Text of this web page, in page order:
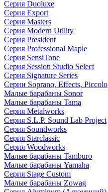
Серия Duoluxe
Серия Export
Серия Masters
Серия Modern Utility
Серия President
Серия Professional Maple
Серия SensiTone
Серия Session Studio Select
Серия Signature Series
Серии Soprano, Effects, Piccolo
Малые барабаны Sonor
Малые барабаны Tama
Серия Metalworks
Серия S.L.P. Sound Lab Project
Серия Soundworks
Серия Starclassic
Серия Woodworks
Малые барабаны Tamburo
Малые барабаны Yamaha
Серия Stage Custom
Малые барабаны Zowag